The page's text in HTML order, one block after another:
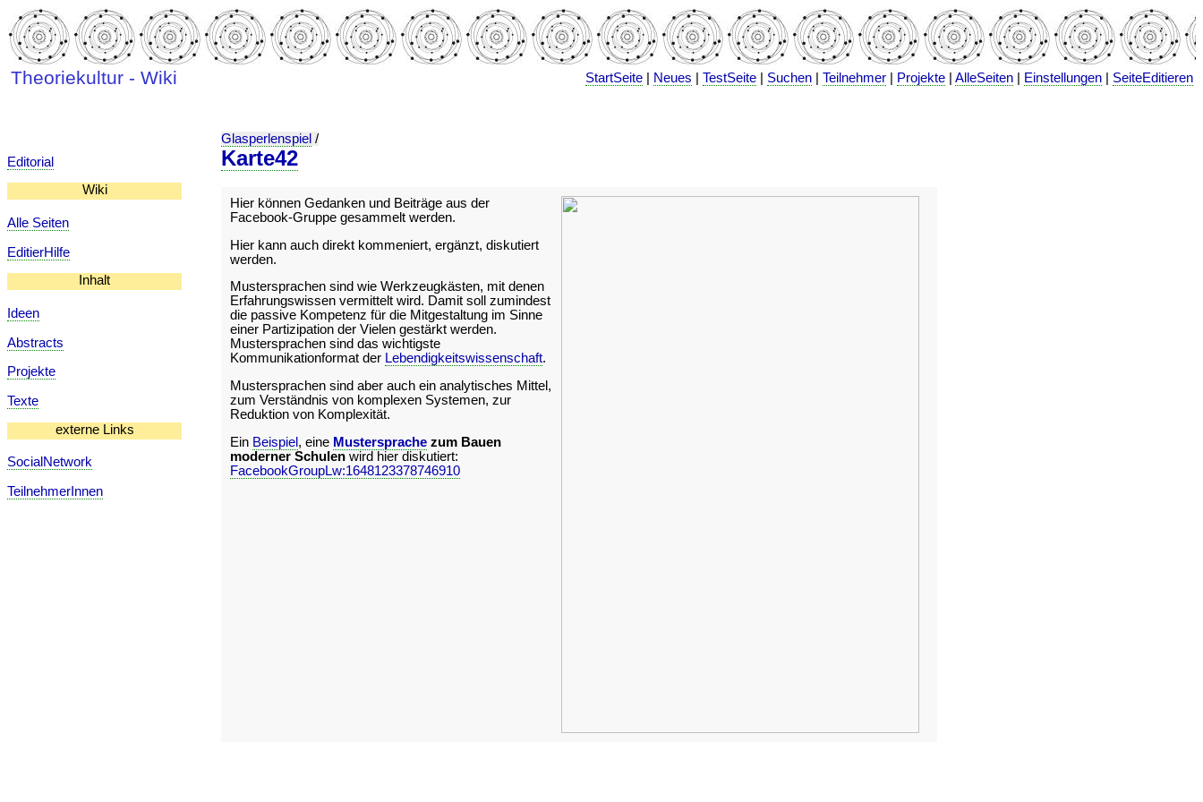
Theoriekultur - Wiki StartSeite Neues |TestSeite Suchen |Teilnehmer Projekte |AlleSeiten Einstellungen SeiteEditieren
Editorial
Wiki
Alle Seiten
EditierHilfe
Inhalt
Ideen
Abstracts
Projekte
Texte
externe Links
SocialNetwork
TeilnehmerInnen
Glasperlenspiel /
Karte42
Hier können Gedanken und Beiträge aus der
Facebook-Gruppe gesammelt werden.
Hier kann auch direkt kommeniert, ergänzt, diskutiert
werden.
Mustersprachen sind wie Werkzeugkästen, mit denen
Erfahrungswissen vermittelt wird. Damit soll zumindest
die passive Kompetenz für die Mitgestaltung im Sinne
einer Partizipation der Vielen gestärkt werden.
Mustersprachen sind das wichtigste
Kommunikationformat der Lebendigkeitswissenschaft.
Mustersprachen sind aber auch ein analytisches Mittel,
zum Verständnis von komplexen Systemen, zur
Reduktion von Komplexität.
Ein Beispiel , eine Mustersprache zum Bauen
moderner Schulen wird hier diskutiert:
FacebookGroupLw:1648123378746910